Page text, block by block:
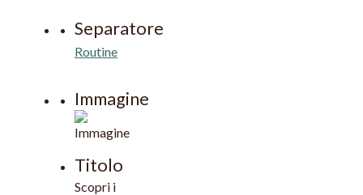
Separatore
Routine
Immagine
Titolo
Scopri i